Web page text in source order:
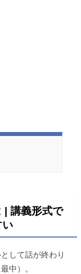
| 講義形式で
い
して話が終わり
中）。